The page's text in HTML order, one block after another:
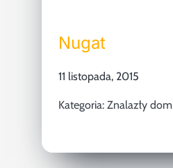
Nugat
11 listopada, 2015
Kategoria: Znalazły dom